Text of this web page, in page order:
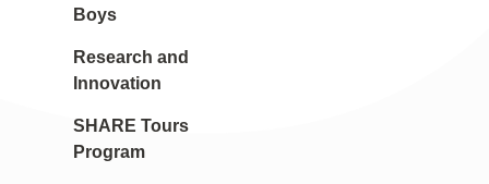
Boys
Research and
Innovation
SHARE Tours
Program